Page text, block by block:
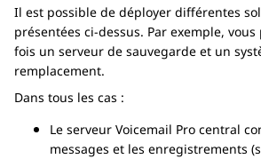
Il est possible de déployer différentes
présentées ci-dessus. Par exemple,
fois un serveur de sauvegarde et un
remplacement.
Dans tous les cas :
Le serveur Voicemail Pro central
messages et les enregistrements